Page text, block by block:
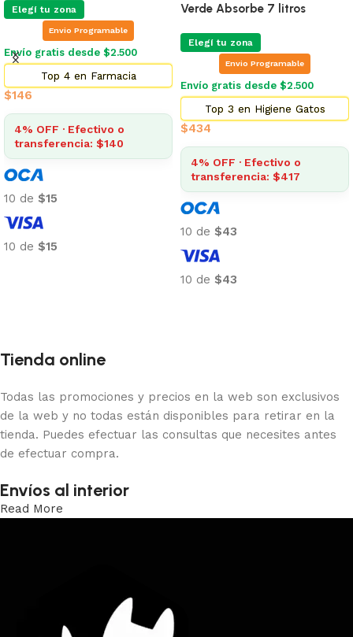
Elegí tu zona
Envio Programable
Envío gratis desde $2.500
Top 4 en Farmacia
$146
4% OFF · Efectivo o
transferencia: $140
10 de $15
10 de $15
Verde Absorbe 7 litros
Elegí tu zona
Envio Programable
Envío gratis desde $2.500
Top 3 en Higiene Gatos
$434
4% OFF · Efectivo o
transferencia: $417
10 de $43
10 de $43
Tienda online
Todas las promociones y precios en la web son exclusivos
de la web y no todas están disponibles para retirar en la
tienda. Puedes efectuar las consultas que necesites antes
de efectuar compra.
Envíos al interior
Read More